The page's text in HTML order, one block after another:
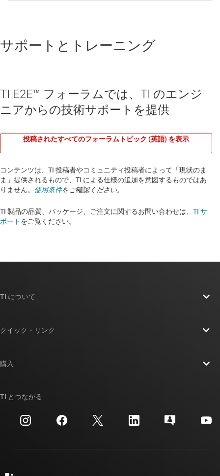
サポートとトレーニング
TI E2E™ フォーラムでは、TI のエンジ
ニアからの技術サポートを提供
投稿されたすべてのフォーラムトピック (英語) を表示
コンテンツは、TI 投稿者やコミュニティ投稿者によって「現状のま
ま」提供されるもので、TI による仕様の追加を意図するものではあ
りません。 使用条件をご確認ください。
TI 製品の品質、パッケージ、ご注文に関するお問い合わせは、 TI サ
ポート をご覧ください。​​​​​​​​​​​​​​
TI について
投資家向け情報
製造
クイック・リンク
クロスリファレンス検索
カスタマー・サポート・センター
購入
ご注文に関する FAQ
TI とつながる